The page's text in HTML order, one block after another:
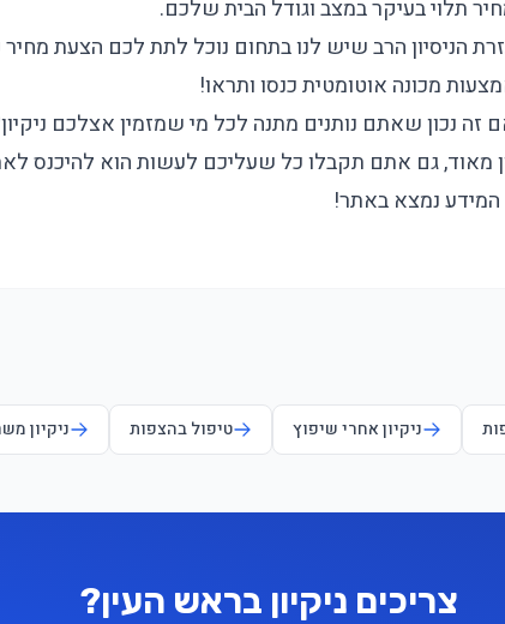
תלוי בעיקר במצב וגודל הבית שלכם.
הניסיון הרב שיש לנו בתחום נוכל לתת לכם הצעת מחיר
מכונה אוטומטית כנסו ותראו!
זה נכון שאתם נותנים מתנה לכל מי שמזמין אצלכם
מאוד, גם אתם תקבלו כל שעליכם לעשות הוא להיכנס לאתר
המידע נמצא באתר!
ניקיון אחרי שיפוץ טיפול בהצפות ניקיון
צריכים ניקיון בראש העין?